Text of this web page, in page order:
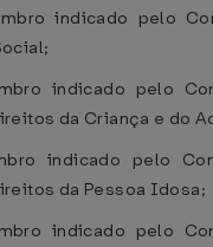
indicado pelo
indicado pelo
da Criança e do
indicado pelo
da Pessoa Idosa;
indicado pelo